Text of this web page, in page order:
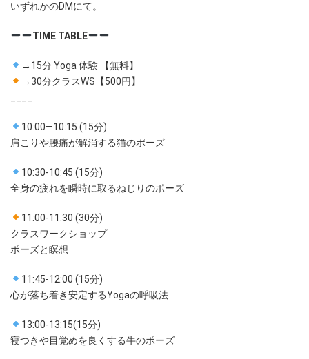
いずれかのDMにて。
TIME TABLE
→15分 Yoga 体験 【無料】
→30分クラスWS【500円】
10:00—10:15 (15分)
肩こりや腰痛が解消する猫のポーズ
10:30-10:45 (15分)
全身の疲れを瞬時に取るねじりのポーズ
11:00-11:30 (30分)
クラスワークショップ
ポーズと瞑想
11:45-12:00 (15分)
心が落ち着き安定するYogaの呼吸法
13:00-13:15(15分)
寝つきや目覚めを良くする牛のポーズ